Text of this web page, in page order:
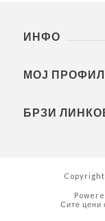
ИНФО
МОЈ ПРОФИЛ
БРЗИ
Copyright
Сите цени